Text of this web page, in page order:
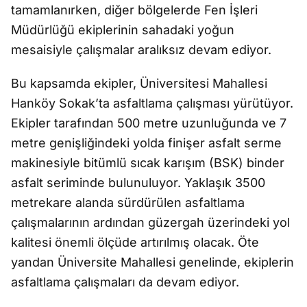
tamamlanırken, diğer bölgelerde Fen İşleri
Müdürlüğü ekiplerinin sahadaki yoğun
mesaisiyle çalışmalar aralıksız devam ediyor.
Bu kapsamda ekipler, Üniversitesi Mahallesi
Hanköy Sokak’ta asfaltlama çalışması yürütüyor.
Ekipler tarafından 500 metre uzunluğunda ve 7
metre genişliğindeki yolda finişer asfalt serme
makinesiyle bitümlü sıcak karışım (BSK) binder
asfalt seriminde bulunuluyor. Yaklaşık 3500
metrekare alanda sürdürülen asfaltlama
çalışmalarının ardından güzergah üzerindeki yol
kalitesi önemli ölçüde artırılmış olacak. Öte
yandan Üniversite Mahallesi genelinde, ekiplerin
asfaltlama çalışmaları da devam ediyor.